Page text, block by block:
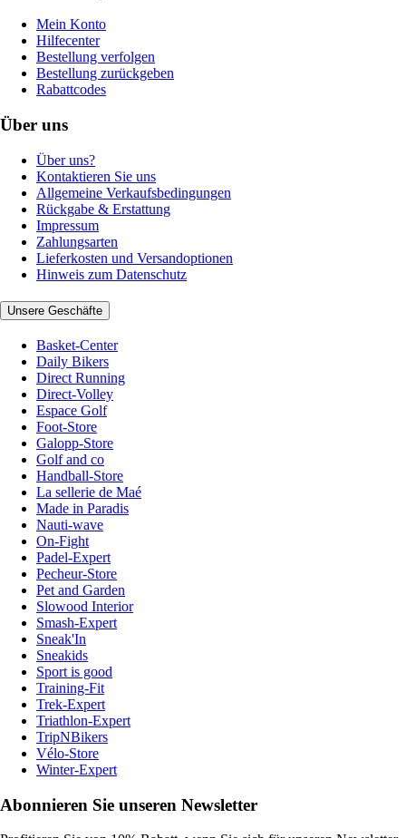
Mein Konto
Hilfecenter
Bestellung verfolgen
Bestellung zurückgeben
Rabattcodes
Über uns
Über uns?
Kontaktieren Sie uns
Allgemeine Verkaufsbedingungen
Rückgabe & Erstattung
Impressum
Zahlungsarten
Lieferkosten und Versandoptionen
Hinweis zum Datenschutz
Unsere Geschäfte
Basket-Center
Daily Bikers
Direct Running
Direct-Volley
Espace Golf
Foot-Store
Galopp-Store
Golf and co
Handball-Store
La sellerie de Maé
Made in Paradis
Nauti-wave
On-Fight
Padel-Expert
Pecheur-Store
Pet and Garden
Slowood Interior
Smash-Expert
Sneak'In
Sneakids
Sport is good
Training-Fit
Trek-Expert
Triathlon-Expert
TripNBikers
Vélo-Store
Winter-Expert
Abonnieren Sie unseren Newsletter